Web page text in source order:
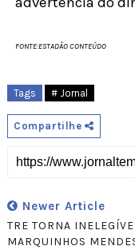
FONTE:ESTADÃO CONTEÚDO
Tags # Jornal
Compartilhe
Newer Article
TRE TORNA
MARQUINHOS